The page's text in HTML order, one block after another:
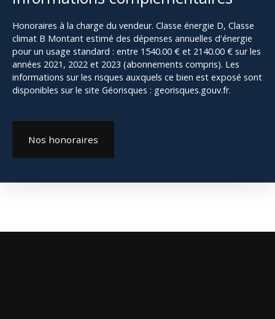
Honoraires à la charge du vendeur. Classe énergie D, Classe
climat B Montant estimé des dépenses annuelles d'énergie
pour un usage standard : entre 1540.00 € et 2140.00 € sur les
années 2021, 2022 et 2023 (abonnements compris). Les
informations sur les risques auxquels ce bien est exposé sont
disponibles sur le site Géorisques : georisques.gouv.fr.
Nos honoraires